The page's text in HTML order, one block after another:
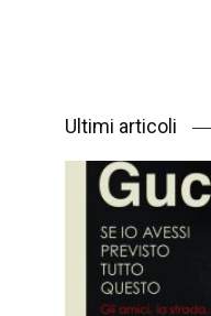
Ultimi articoli